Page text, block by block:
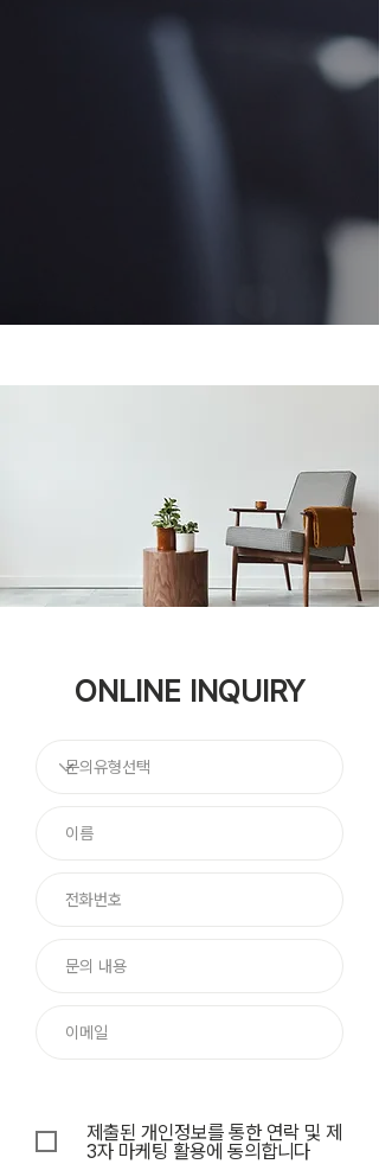
ONLINE INQUIRY
제출된 개인정보를 통한 연락 및 제
3자 마케팅 활용에 동의합니다